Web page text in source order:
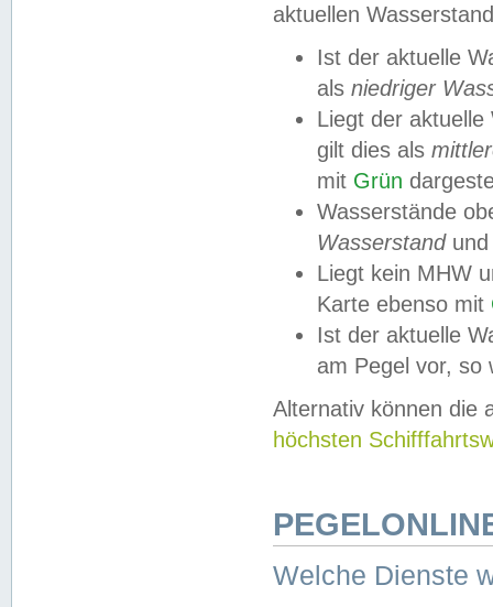
aktuellen
Ist der aktuelle
als niedriger
Liegt der
gilt dies als
mit Grün
Wasserstände
Wasserstandund
Liegt kein MHW
Karte ebenso mit
Ist der aktuelle
am Pegel vor,
Alternativ können die
höchsten
Welche Dienste